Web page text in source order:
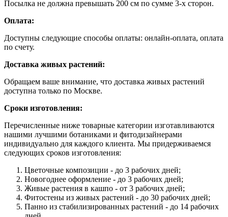
Посылка не должна превышать 200 см по сумме 3-х сторон.
Оплата:
Доступны следующие способы оплаты: онлайн-оплата, оплата
по счету.
Доставка живых растений:
Обращаем ваше внимание, что доставка живых растений
доступна только по Москве.
Сроки изготовления:
Перечисленные ниже товарные категории изготавливаются
нашими лучшими ботаниками и фитодизайнерами
индивидуально для каждого клиента. Мы придерживаемся
следующих сроков изготовления:
Цветочные композиции - до 3 рабочих дней;
Новогоднее оформление - до 3 рабочих дней;
Живые растения в кашпо - от 3 рабочих дней;
Фитостены из живых растений - до 30 рабочих дней;
Панно из стабилизированных растений - до 14 рабочих